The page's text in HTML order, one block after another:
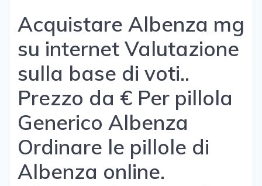
Acquistare Albenza mg
su internet Valutazione
sulla base di voti..
Prezzo da € Per pillola
Generico Albenza
Ordinare le pillole di
Albenza online.